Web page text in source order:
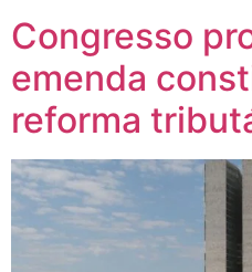
Congresso
emenda
reforma